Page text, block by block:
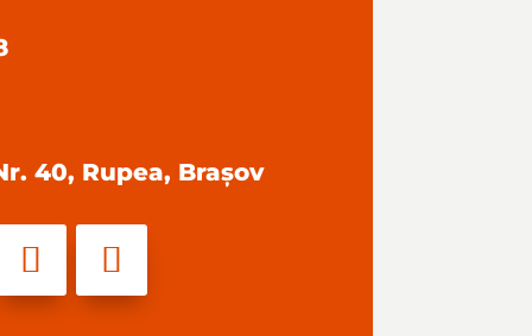
40, Rupea, Brașov